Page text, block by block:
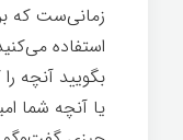
زمانی‌ست که
استفاده
بگویید آنچه
یا آنچه شما